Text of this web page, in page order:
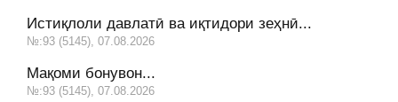
Истиқлоли давлатӣ ва иқтидори зеҳнӣ...
№:93 (5145), 07.08.2026
Мақоми бонувон...
№:93 (5145), 07.08.2026